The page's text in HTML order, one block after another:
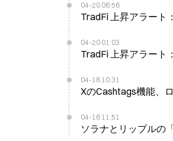
04-20 06:56
TradFi 上昇アラート
04-20 01:03
TradFi 上昇アラート
04-18 10:31
XのCashtags機能、
04-16 11:51
ソラナとリップルの